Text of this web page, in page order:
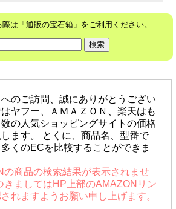
は「通販の宝石箱」をご利用ください。
のご訪問、誠にありがとうござい
ヤフー、ＡＭＡＺＯＮ、楽天はも
の人気ショッピングサイトの価格
ます。 とくに、商品名、型番で
くのECを比較することができま
商品の検索結果が表示されませ
きましてはHP上部のAMAZONリン
れますようお願い申し上げます。